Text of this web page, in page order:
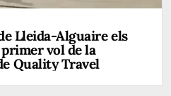
Lleida-Alguaire els
vol de la
Quality Travel